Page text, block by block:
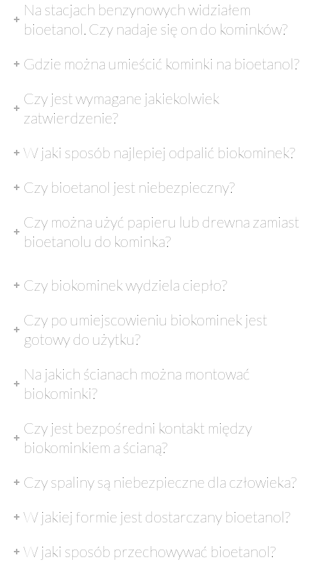
Na stacjach benzynowych widziałem
bioetanol. Czy nadaje się on do kominków?
Gdzie można umieścić kominki na bioetanol?
Czy jest wymagane jakiekolwiek
zatwierdzenie?
W jaki sposób najlepiej odpalić biokominek?
Czy bioetanol jest niebezpieczny?
Czy można użyć papieru lub drewna zamiast
bioetanolu do kominka?
Czy biokominek wydziela ciepło?
Czy po umiejscowieniu biokominek jest
gotowy do użytku?
Na jakich ścianach można montować
biokominki?
Czy jest bezpośredni kontakt między
biokominkiem a ścianą?
Czy spaliny są niebezpieczne dla człowieka?
W jakiej formie jest dostarczany bioetanol?
W jaki sposób przechowywać bioetanol?